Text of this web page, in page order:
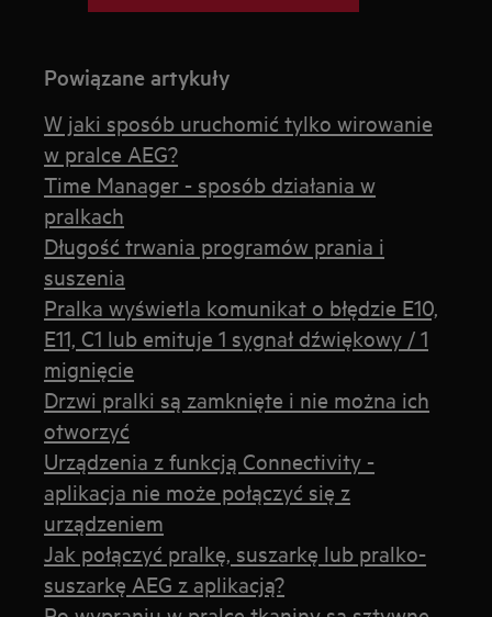
Powiązane artykuły
W jaki sposób uruchomić tylko wirowanie
w pralce AEG?
Time Manager - sposób działania w
pralkach
Długość trwania programów prania i
suszenia
Pralka wyświetla komunikat o błędzie E10,
E11, C1 lub emituje 1 sygnał dźwiękowy / 1
mignięcie
Drzwi pralki są zamknięte i nie można ich
otworzyć
Urządzenia z funkcją Connectivity -
aplikacja nie może połączyć się z
urządzeniem
Jak połączyć pralkę, suszarkę lub pralko-
suszarkę AEG z aplikacją?